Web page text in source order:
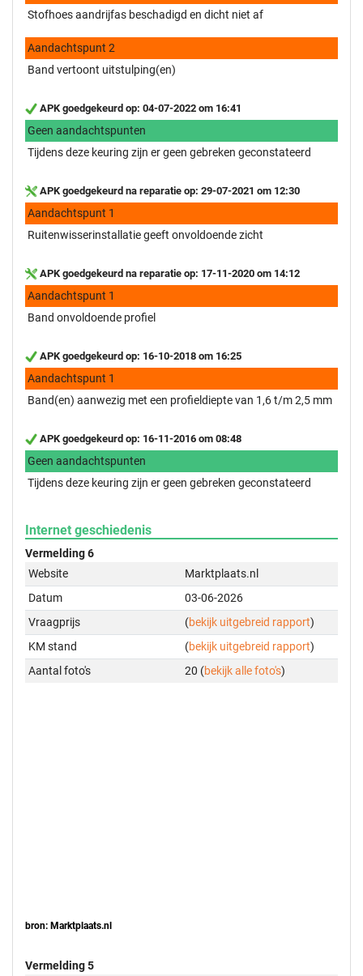
Stofhoes aandrijfas beschadigd en dicht niet af
Aandachtspunt 2
Band vertoont uitstulping(en)
APK goedgekeurd op: 04-07-2022 om 16:41
Geen aandachtspunten
Tijdens deze keuring zijn er geen gebreken geconstateerd
APK goedgekeurd na reparatie op: 29-07-2021 om 12:30
Aandachtspunt 1
Ruitenwisserinstallatie geeft onvoldoende zicht
APK goedgekeurd na reparatie op: 17-11-2020 om 14:12
Aandachtspunt 1
Band onvoldoende profiel
APK goedgekeurd op: 16-10-2018 om 16:25
Aandachtspunt 1
Band(en) aanwezig met een profieldiepte van 1,6 t/m 2,5 mm
APK goedgekeurd op: 16-11-2016 om 08:48
Geen aandachtspunten
Tijdens deze keuring zijn er geen gebreken geconstateerd
Internet geschiedenis
Vermelding 6
Website
Marktplaats.nl
Datum
03-06-2026
Vraagprijs
(bekijk uitgebreid rapport)
KM stand
(bekijk uitgebreid rapport)
Aantal foto's
20 (bekijk alle foto's)
bron: Marktplaats.nl
Vermelding 5